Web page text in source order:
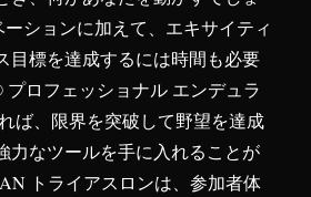
ーションに加えて、エキサイティ
目標を達成するには時間も必要
ロフェッショナル エンデュラ
ば、限界を突破して野望を達成
力なツールを手に入れることが
トライアスロンは、参加者体